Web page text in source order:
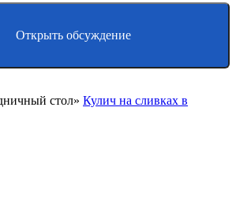
Открыть обсуждение
стол» Кулич на сливках в